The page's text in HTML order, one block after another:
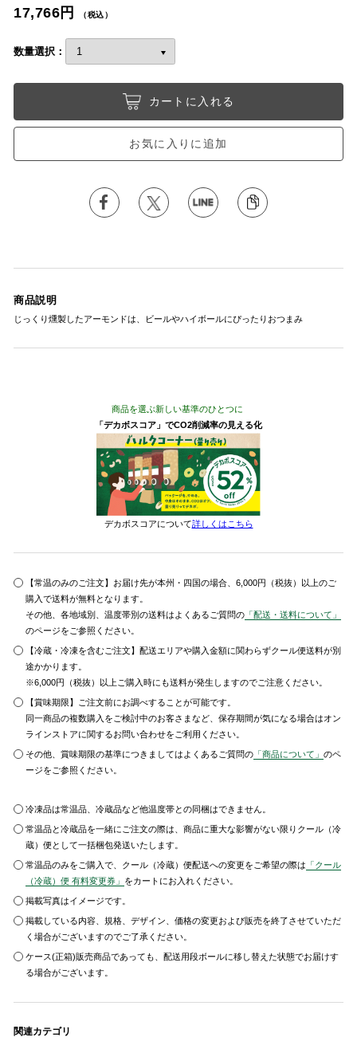
17,766円 （税込）
数量選択：
カートに入れる
お気に入りに追加
商品説明
じっくり燻製したアーモンドは、ビールやハイボールにぴったりおつまみ
商品を選ぶ新しい基準のひとつに
「デカボスコア」でCO2削減率の見える化
デカボスコアについて詳しくはこちら
【常温のみのご注文】お届け先が本州・四国の場合、6,000円（税抜）以上のご
購入で送料が無料となります。
その他、各地域別、温度帯別の送料はよくあるご質問の 「配送・送料について」
のページをご参照ください。
【冷蔵・冷凍を含むご注文】配送エリアや購入金額に関わらずクール便送料が別
途かかります。
※6,000円（税抜）以上ご購入時にも送料が発生しますのでご注意ください。
【賞味期限】ご注文前にお調べすることが可能です。
同一商品の複数購入をご検討中のお客さまなど、保存期間が気になる場合はオン
ラインストアに関するお問い合わせをご利用ください。
その他、賞味期限の基準につきましてはよくあるご質問の 「商品について」のペ
ージをご参照ください。
冷凍品は常温品、冷蔵品など他温度帯との同梱はできません。
常温品と冷蔵品を一緒にご注文の際は、商品に重大な影響がない限りクール（冷
蔵）便として一括梱包発送いたします。
常温品のみをご購入で、クール（冷蔵）便配送への変更をご希望の際は 「クール
（冷蔵）便 有料変更券」 をカートにお入れください。
掲載写真はイメージです。
掲載している内容、規格、デザイン、価格の変更および販売を終了させていただ
く場合がございますのでご了承ください。
ケース(正箱)販売商品であっても、配送用段ボールに移し替えた状態でお届けす
る場合がございます。
関連カテゴリ